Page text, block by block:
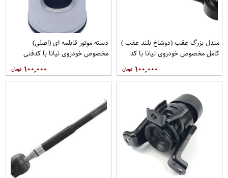
مندل بزرگ عقب (دوشاخ بلند عقب )
کامل مخصوص خودروی تیانا با کد
فنی 55110-JN00Aبرند EEP فروشگاه
مگاموتور
۱۰۰,۰۰۰
دسته موتور قابلمه ای (اصلی)
مخصوص خودروی تیانا با کدفنی
فروشگاه مگاموتور
۱۰۰,۰۰۰